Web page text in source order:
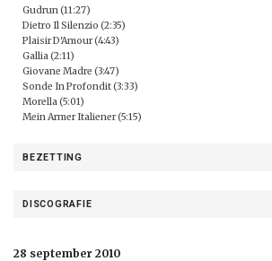
Gudrun (11:27)
Dietro Il Silenzio (2:35)
Plaisir D'Amour (4:43)
Gallia (2:11)
Giovane Madre (3:47)
Sonde In Profondit (3:33)
Morella (5:01)
Mein Armer Italiener (5:15)
BEZETTING
DISCOGRAFIE
28 september 2010